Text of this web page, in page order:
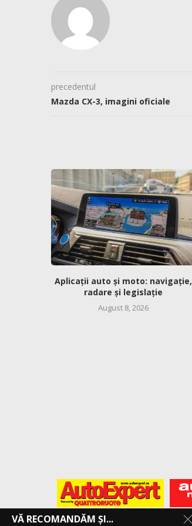
precedentul
Mazda CX-3, imagini oficiale
Aplicații auto și moto: navigație,
radare și legislație
August 8, 2026
VĂ RECOMANDĂM ȘI...